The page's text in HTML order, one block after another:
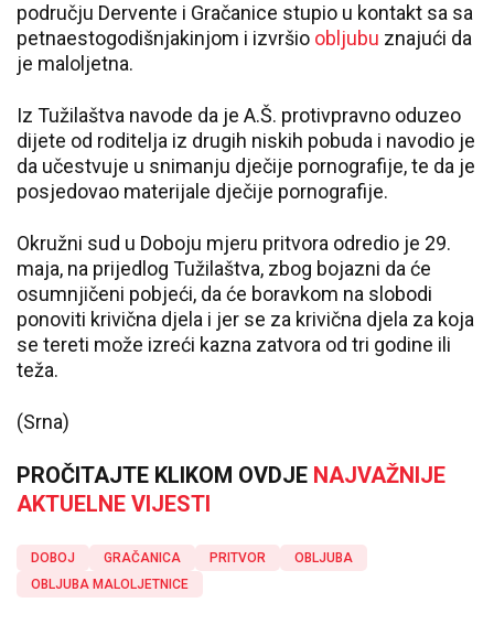
području Dervente i Gračanice stupio u kontakt sa sa
petnaestogodišnjakinjom i izvršio obljubu znajući da
je maloljetna.
Iz Tužilaštva navode da je A.Š. protivpravno oduzeo
dijete od roditelja iz drugih niskih pobuda i navodio je
da učestvuje u snimanju dječije pornografije, te da je
posjedovao materijale dječije pornografije.
Okružni sud u Doboju mjeru pritvora odredio je 29.
maja, na prijedlog Tužilaštva, zbog bojazni da će
osumnjičeni pobjeći, da će boravkom na slobodi
ponoviti krivična djela i jer se za krivična djela za koja
se tereti može izreći kazna zatvora od tri godine ili
teža.
(Srna)
PROČITAJTE KLIKOM OVDJE NAJVAŽNIJE
AKTUELNE VIJESTI
DOBOJ GRAČANICA PRITVOR
OBLJUBA
OBLJUBA MALOLJETNICE